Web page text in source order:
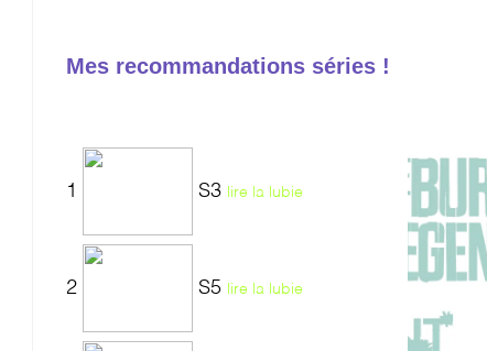
Mes recommandations séries !
1 S3 lire la lubie
2 S5 lire la lubie